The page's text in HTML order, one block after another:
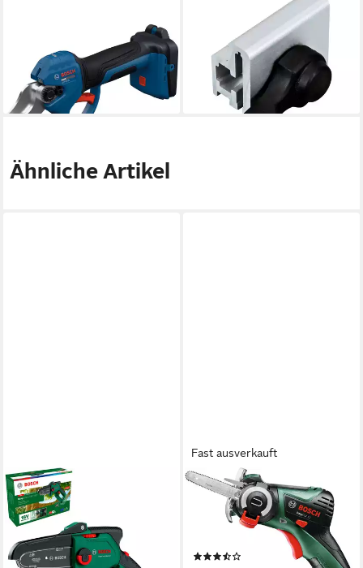
Akku-Heckenschere Bosch
Gartenschere GGP18V-32
179,10 €
lieferbar - in 2-3 Werktagen bei dir
BOSCH PROFESSIONAL
Bosch Professional Bügelsäge
Bosch Professional
36,95 €
lieferbar - in 2-3 Werktagen bei dir
Ähnliche Artikel
BOSCH HOME & GARDEN
Akku-Kettensäge »EasyChain
18V-15-7«, 15 cm
Schwertlänge, Oregon-Kette,
ohne Akku, ohne Ladegerät
Fast ausverkauft
BOSCH HOME & GARDEN
Akku-Multisäge EasyCut 12
nanoBLADE-Säge, Set, ohne
Akku und Ladegerät